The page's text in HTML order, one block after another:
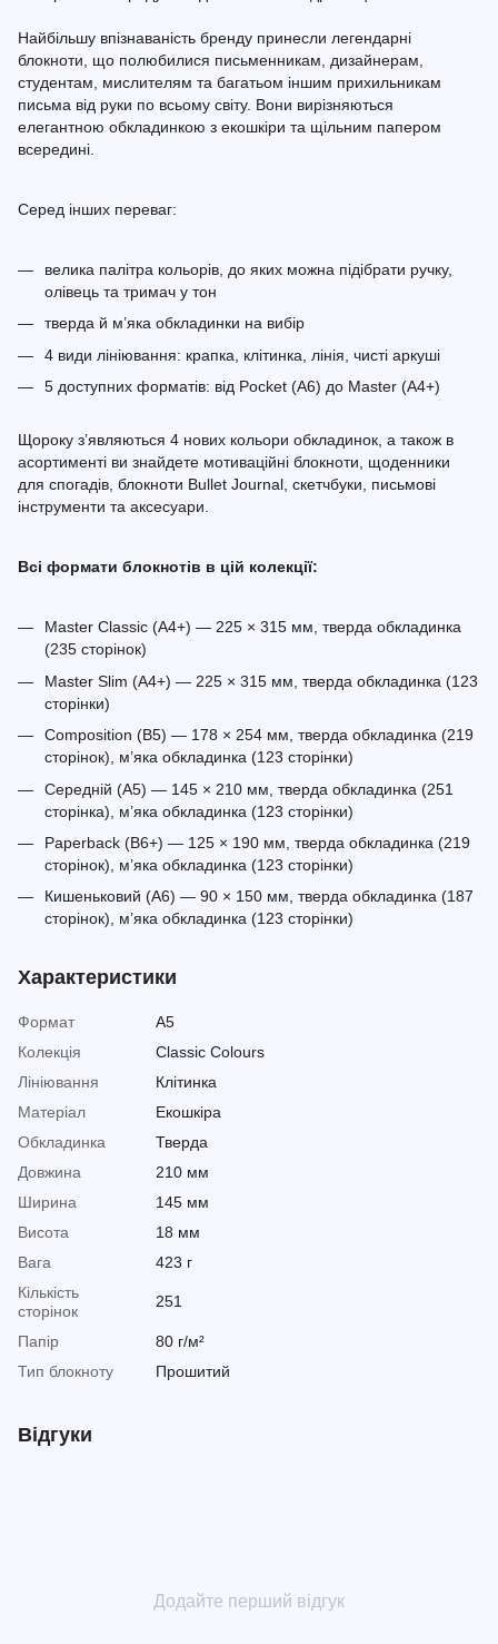
Найбільшу впізнаваність бренду принесли легендарні
блокноти, що полюбилися письменникам, дизайнерам,
студентам, мислителям та багатьом іншим прихильникам
письма від руки по всьому світу. Вони вирізняються
елегантною обкладинкою з екошкіри та щільним папером
всередині.
Серед інших переваг:
велика палітра кольорів, до яких можна підібрати ручку,
олівець та тримач у тон
тверда й м’яка обкладинки на вибір
4 види лініювання: крапка, клітинка, лінія, чисті аркуші
5 доступних форматів: від Pocket (A6) до Master (A4+)
Щороку з’являються 4 нових кольори обкладинок, а також в
асортименті ви знайдете мотиваційні блокноти, щоденники
для спогадів, блокноти Bullet Journal, скетчбуки, письмові
інструменти та аксесуари.
Всі формати блокнотів в цій колекції:
Master Classic (A4+) — 225 × 315 мм, тверда обкладинка
(235 сторінок)
Master Slim (A4+) — 225 × 315 мм, тверда обкладинка (123
сторінки)
Composition (B5) — 178 × 254 мм, тверда обкладинка (219
сторінок), м’яка обкладинка (123 сторінки)
Середній (A5) — 145 × 210 мм, тверда обкладинка (251
сторінка), м’яка обкладинка (123 сторінки)
Paperback (B6+) — 125 × 190 мм, тверда обкладинка (219
сторінок), м’яка обкладинка (123 сторінки)
Кишеньковий (A6) — 90 × 150 мм, тверда обкладинка (187
сторінок), м’яка обкладинка (123 сторінки)
Характеристики
Формат
A5
Колекція
Classic Colours
Лініювання
Клітинка
Матеріал
Екошкіра
Обкладинка
Тверда
Довжина
210 мм
Ширина
145 мм
Висота
18 мм
Вага
423 г
Кількість
сторінок
251
Папір
80 г/м²
Тип блокноту
Прошитий
Відгуки
Додайте перший відгук